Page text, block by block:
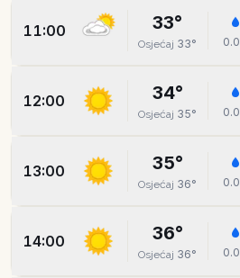
11:00 33°
Osjećaj 33° 0.0
12:00 34°
Osjećaj 35° 0.0
13:00 35°
Osjećaj 36° 0.0
14:00 36°
Osjećaj 36° 0.0